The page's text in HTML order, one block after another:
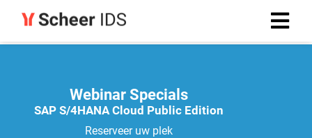
Webinar Specials
SAP S/4HANA Cloud Public Edition
Reserveer uw plek